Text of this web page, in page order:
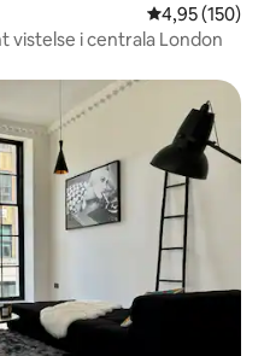
4,95 av 5 i
4,95 (150)
vistelse i centrala London